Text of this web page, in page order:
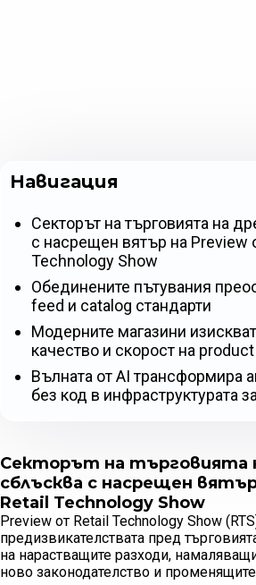
Секторът на търговията
сблъсква с насрещен
Retail Technology Show
Preview от Retail Technology Show
предизвикателствата пред
на нарастващите разходи,
ново законодателство и
Навигация
Секторът на търговията на
с насрещен вятър на Preview
Technology Show
Обединените пътувания
feed и catalog стандарти
Модерните магазини
качество и скорост на
Вълната от AI трансформира
без код в инфраструктурата